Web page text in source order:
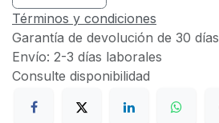
Términos y condiciones
Garantía de devolución de 30 días
Envío: 2-3 días laborales
Consulte disponibilidad